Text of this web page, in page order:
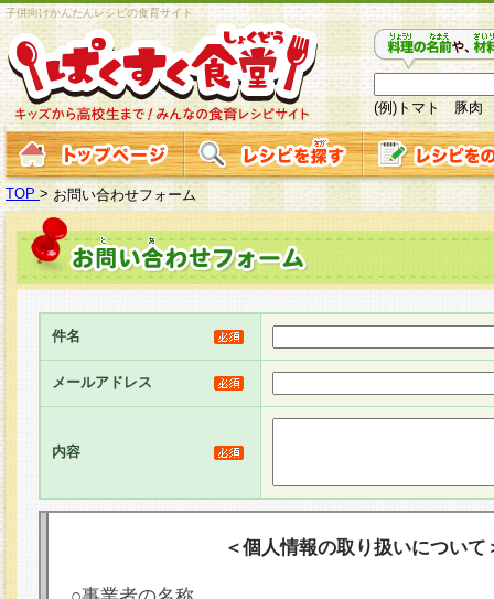
子供向けかんたんレシピの食育サイト
(例)トマト 豚肉
TOP > お問い合わせフォーム
件名
メールアドレス
内容
＜個人情報の取り扱いについて